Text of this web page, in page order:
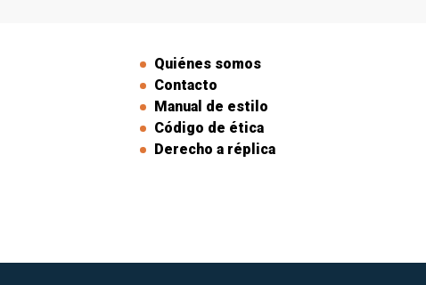
Quiénes somos
Contacto
Manual de estilo
Código de ética
Derecho a réplica